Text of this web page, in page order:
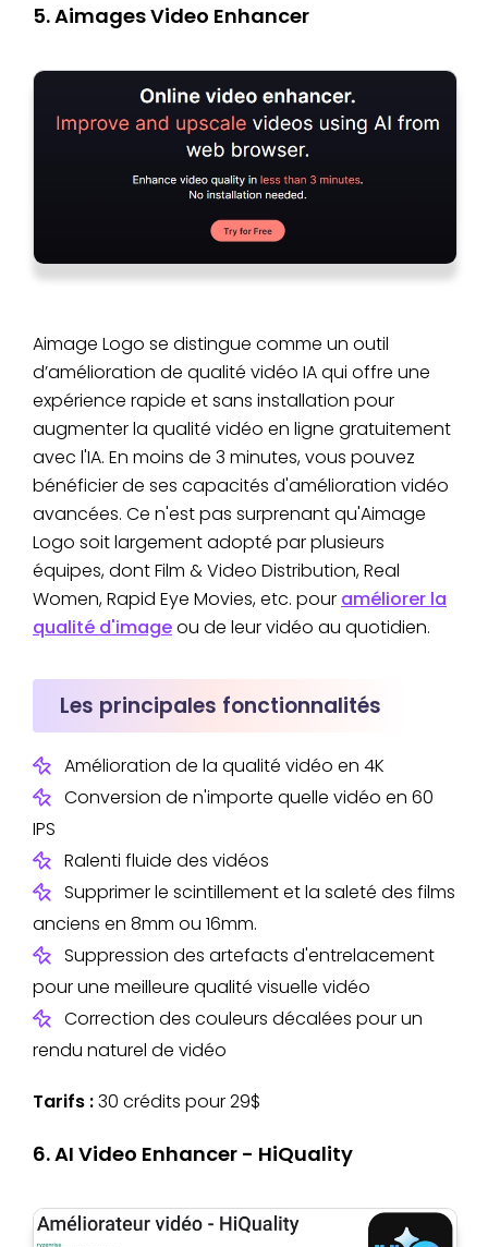
5. Aimages Video Enhancer
Aimage Logo se distingue comme un outil
d’amélioration de qualité vidéo IA qui offre une
expérience rapide et sans installation pour
augmenter la qualité vidéo en ligne gratuitement
avec l'IA. En moins de 3 minutes, vous pouvez
bénéficier de ses capacités d'amélioration vidéo
avancées. Ce n'est pas surprenant qu'Aimage
Logo soit largement adopté par plusieurs
équipes, dont Film & Video Distribution, Real
Women, Rapid Eye Movies, etc. pour améliorer la
qualité d'imageou de leur vidéo au quotidien.
Les principales fonctionnalités
Amélioration de la qualité vidéo en 4K
Conversion de n'importe quelle vidéo en 60
IPS
Ralenti fluide des vidéos
Supprimer le scintillement et la saleté des films
anciens en 8mm ou 16mm.
Suppression des artefacts d'entrelacement
pour une meilleure qualité visuelle vidéo
Correction des couleurs décalées pour un
rendu naturel de vidéo
Tarifs :30 crédits pour 29$
6. AI Video Enhancer - HiQuality